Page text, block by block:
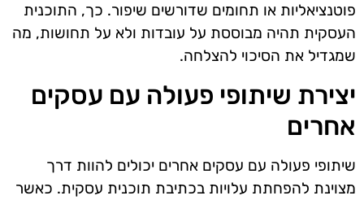
פוטנציאליות או תחומים שדורשים שיפור. כך, התוכנית
העסקית תהיה מבוססת על עובדות ולא על תחושות, מה
שמגדיל את הסיכוי להצלחה.
יצירת שיתופי פעולה עם עסקים
אחרים
שיתופי פעולה עם עסקים אחרים יכולים להוות דרך
מצוינת להפחתת עלויות בכתיבת תוכנית עסקית. כאשר